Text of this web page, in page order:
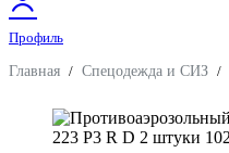
Профиль
Главная / Спецодежда и СИЗ /